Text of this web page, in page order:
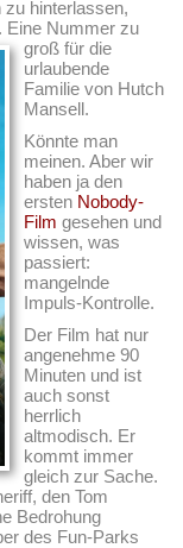
zu hinterlassen,
Eine Nummer zu
groß für die
urlaubende
Familie von Hutch
Mansell.
Könnte man
meinen. Aber wir
haben ja den
ersten Nobody-
Film gesehen und
wissen, was
passiert:
mangelnde
Impuls-Kontrolle.
Der Film hat nur
angenehme 90
Minuten und ist
auch sonst
herrlich
altmodisch. Er
kommt immer
gleich zur Sache.
den Tom
Bedrohung
des Fun-Parks